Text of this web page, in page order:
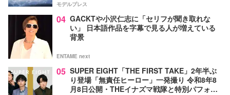
モデルプレス
04 GACKTや小沢仁志に「セリフが聞き取れな
い」 日本語作品を字幕で見る人が増えている
背景
ENTAME next
05 SUPER EIGHT「THE FIRST TAKE」2年半ぶ
り登場「無責任ヒーロー」一発撮り 令和8年8
月8日公開・THEイナズマ戦隊と特別パフォー